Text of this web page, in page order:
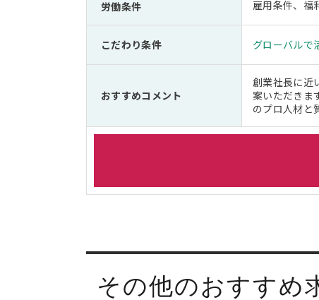
労働条件 雇用条件、福
こだわり条件 グローバルで
おすすめコメント
創業社長に近
案いただきま
のプロ人材と
その他のおすすめ